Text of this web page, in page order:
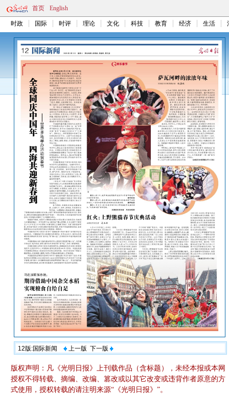
首页 English
时政 国际 时评 理论 文化 科技 教育 经济 生活
12版:国际新闻 上一版 下一版
版权声明：凡《光明日报》上刊载作品（含标题），未经本报或本网
授权不得转载、摘编、改编、篡改或以其它改变或违背作者原意的方
式使用，授权转载的请注明来源“《光明日报》”。